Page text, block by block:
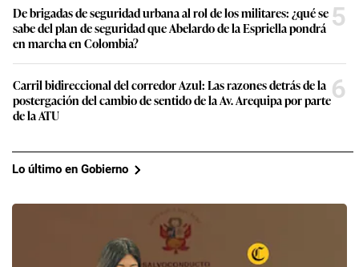
De brigadas de seguridad urbana al rol de los militares: ¿qué se
sabe del plan de seguridad que Abelardo de la Espriella pondrá
en marcha en Colombia?
5
Carril bidireccional del corredor Azul: Las razones detrás de la
postergación del cambio de sentido de la Av. Arequipa por parte
de la ATU
6
Lo último en Gobierno